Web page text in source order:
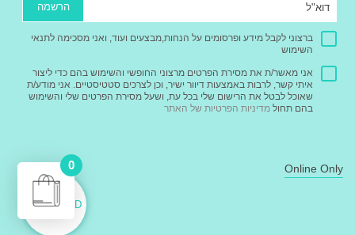
הרשמה
ברצוני לקבל מידע ופרסומים על הנחות,מבצעים ועוד, ואני מסכימה לתנאי
השימוש
אני מאשר/ת את מסירת הפרטים מרצוני החופשי והשימוש בהם כדי ליצור
איתי קשר, לרבות באמצעות דיוור ישיר, וכן לצרכים סטטיסטיים. אני מודע/ת
שאוכל לבטל את הרישום שלי בכל עת, ושעל מסירת הפרטים שלי והשימוש
בהם תחול מדיניות הפרטיות של האתר
Online Only
GIFT CARD
0
מעבר לתשלום - ₪